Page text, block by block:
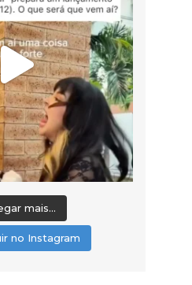
mais...
no Instagram